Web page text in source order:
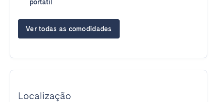
portátil
Ver todas as comodidades
Localização